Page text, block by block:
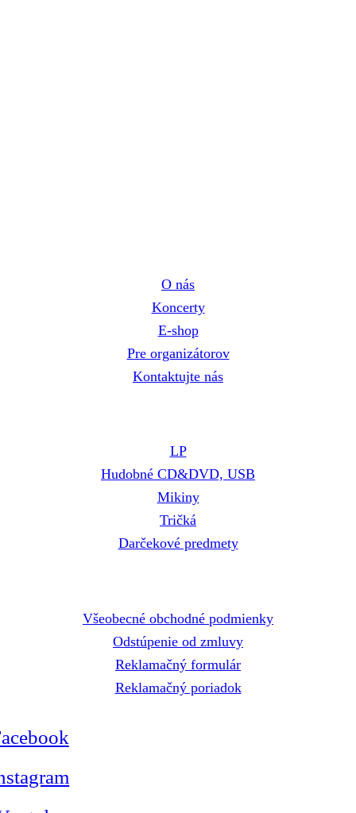
O nás
Koncerty
E-shop
Pre organizátorov
Kontaktujte nás
LP
Hudobné CD&DVD, USB
Mikiny
Tričká
Darčekové predmety
Všeobecné obchodné podmienky
Odstúpenie od zmluvy
Reklamačný formulár
Reklamačný poriadok